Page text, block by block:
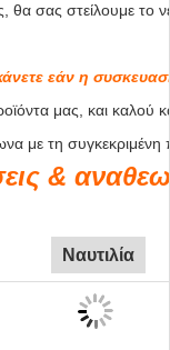
θα σας στείλουμε το
εάν η
μας, και καλού
με τη συγκεκριμένη
&
Ναυτιλία